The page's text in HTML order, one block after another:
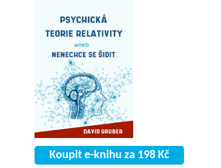
Koupit e-knihu za 198 Kč